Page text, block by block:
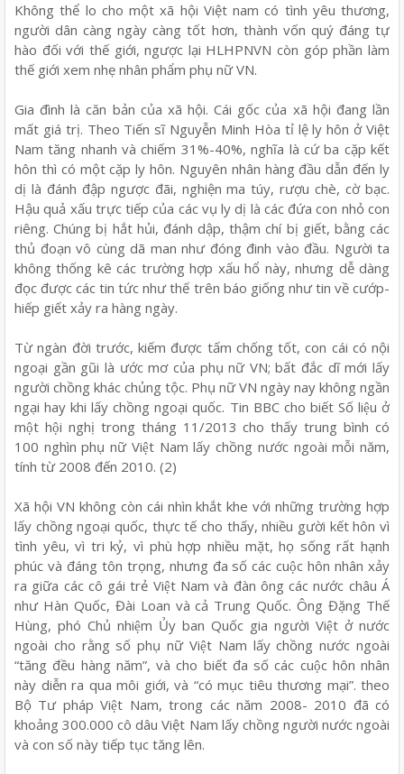
Không thể lo cho một xã hội Việt nam có tình yêu thương,
người dân càng ngày càng tốt hơn, thành vốn quý đáng tự
hào đối với thế giới, ngược lại HLHPNVN còn góp phần làm
thế giới xem nhẹ nhân phẩm phụ nữ VN.
Gia đình là căn bản của xã hội. Cái gốc của xã hội đang lần
mất giá trị. Theo Tiến sĩ Nguyễn Minh Hòa tỉ lệ ly hôn ở Việt
Nam tăng nhanh và chiếm 31%-40%, nghĩa là cứ ba cặp kết
hôn thì có một cặp ly hôn. Nguyên nhân hàng đầu dẫn đến ly
dị là đánh đập ngược đãi, nghiện ma túy, rượu chè, cờ bạc.
Hậu quả xấu trực tiếp của các vụ ly dị là các đứa con nhỏ con
riêng. Chúng bị hắt hủi, đánh dập, thậm chí bị giết, bằng các
thủ đoạn vô cùng dã man như đóng đinh vào đầu. Người ta
không thống kê các trường hợp xấu hổ này, nhưng dễ dàng
đọc được các tin tức như thế trên báo giống như tin về cướp-
hiếp giết xảy ra hàng ngày.
Từ ngàn đời trước, kiếm được tấm chống tốt, con cái có nội
ngoại gần gũi là ước mơ của phụ nữ VN; bất đắc dĩ mới lấy
người chồng khác chủng tộc. Phụ nữ VN ngày nay không ngần
ngại hay khi lấy chồng ngoại quốc. Tin BBC cho biết Số liệu ở
một hội nghị trong tháng 11/2013 cho thấy trung bình có
100 nghìn phụ nữ Việt Nam lấy chồng nước ngoài mỗi năm,
tính từ 2008 đến 2010. (2)
Xã hội VN không còn cái nhìn khắt khe với những trường hợp
lấy chồng ngoại quốc, thực tế cho thấy, nhiều gười kết hôn vì
tình yêu, vì tri kỷ, vì phù hợp nhiều mặt, họ sống rất hạnh
phúc và đáng tôn trọng, nhưng đa số các cuộc hôn nhân xảy
ra giữa các cô gái trẻ Việt Nam và đàn ông các nước châu Á
như Hàn Quốc, Đài Loan và cả Trung Quốc. Ông Đặng Thế
Hùng, phó Chủ nhiệm Ủy ban Quốc gia người Việt ở nước
ngoài cho rằng số phụ nữ Việt Nam lấy chồng nước ngoài
“tăng đều hàng năm”, và cho biết đa số các cuộc hôn nhân
này diễn ra qua môi giới, và “có mục tiêu thương mại”. theo
Bộ Tư pháp Việt Nam, trong các năm 2008- 2010 đã có
khoảng 300.000 cô dâu Việt Nam lấy chồng người nước ngoài
và con số này tiếp tục tăng lên.